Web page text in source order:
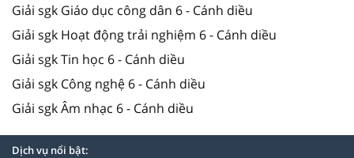
Giải sgk Giáo dục công dân 6 - Cánh diều
Giải sgk Hoạt động trải nghiệm 6 - Cánh diều
Giải sgk Tin học 6 - Cánh diều
Giải sgk Công nghệ 6 - Cánh diều
Giải sgk Âm nhạc 6 - Cánh diều
Dịch vụ nổi bật: